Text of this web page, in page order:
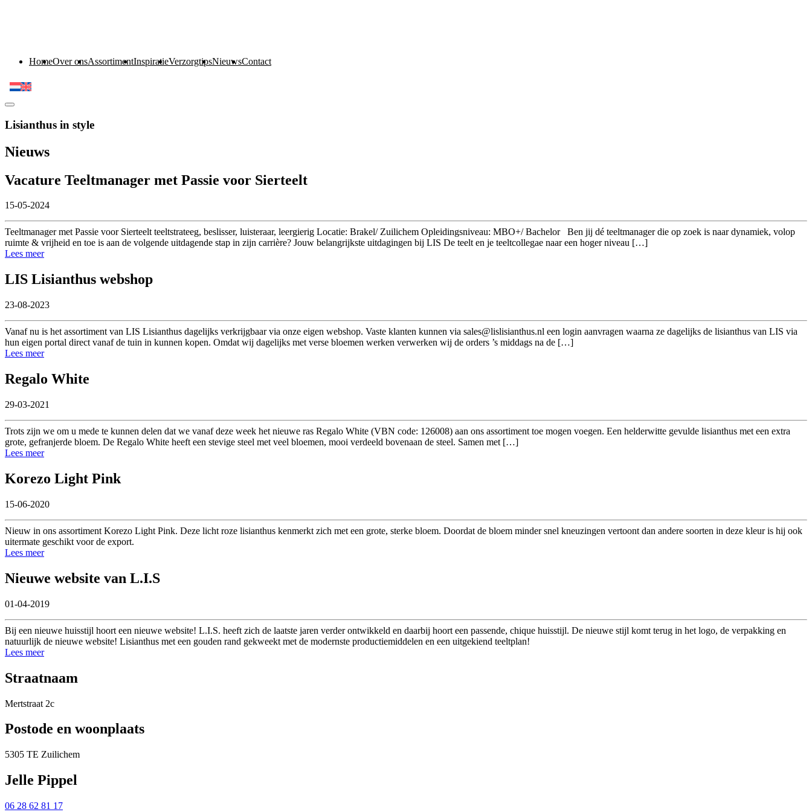
HomeOver onsAssortimentInspiratieVerzorgtipsNieuwsContact
Lisianthus in style
Nieuws
Vacature Teeltmanager met Passie voor Sierteelt
15-05-2024
Teeltmanager met Passie voor Sierteelt teeltstrateeg, beslisser, luisteraar, leergierig Locatie: Brakel/ Zuilichem Opleidingsniveau: MBO+/ Bachelor Ben jij dé teeltmanager die op zoek is naar dynamiek, volop
ruimte & vrijheid en toe is aan de volgende uitdagende stap in zijn carrière? Jouw belangrijkste uitdagingen bij LIS De teelt en je teeltcollegae naar een hoger niveau […]
Lees meer
LIS Lisianthus webshop
23-08-2023
Vanaf nu is het assortiment van LIS Lisianthus dagelijks verkrijgbaar via onze eigen webshop. Vaste klanten kunnen via sales@lislisianthus.nl een login aanvragen waarna ze dagelijks de lisianthus van LIS via
hun eigen portal direct vanaf de tuin in kunnen kopen. Omdat wij dagelijks met verse bloemen werken verwerken wij de orders ’s middags na de […]
Lees meer
Regalo White
29-03-2021
Trots zijn we om u mede te kunnen delen dat we vanaf deze week het nieuwe ras Regalo White (VBN code: 126008) aan ons assortiment toe mogen voegen. Een helderwitte gevulde lisianthus met een extra
grote, gefranjerde bloem. De Regalo White heeft een stevige steel met veel bloemen, mooi verdeeld bovenaan de steel. Samen met […]
Lees meer
Korezo Light Pink
15-06-2020
Nieuw in ons assortiment Korezo Light Pink. Deze licht roze lisianthus kenmerkt zich met een grote, sterke bloem. Doordat de bloem minder snel kneuzingen vertoont dan andere soorten in deze kleur is hij ook
uitermate geschikt voor de export.
Lees meer
Nieuwe website van L.I.S
01-04-2019
Bij een nieuwe huisstijl hoort een nieuwe website! L.I.S. heeft zich de laatste jaren verder ontwikkeld en daarbij hoort een passende, chique huisstijl. De nieuwe stijl komt terug in het logo, de verpakking en
natuurlijk de nieuwe website! Lisianthus met een gouden rand gekweekt met de modernste productiemiddelen en een uitgekiend teeltplan!
Lees meer
Straatnaam
Mertstraat 2c
Postode en woonplaats
5305 TE Zuilichem
Jelle Pippel
06 28 62 81 17